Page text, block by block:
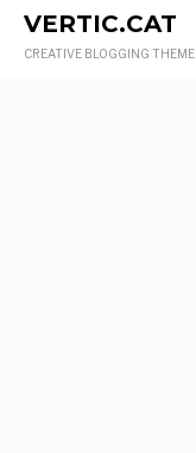
VERTIC.CAT
CREATIVE BLOGGING THEME